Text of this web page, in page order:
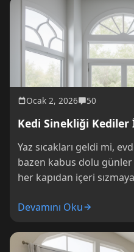
Ocak 2, 2026 50
Kedi Sinekliği
Yaz sıcakları geldi mi,
bazen kabus dolu
her kapıdan içeri
Devamını Oku